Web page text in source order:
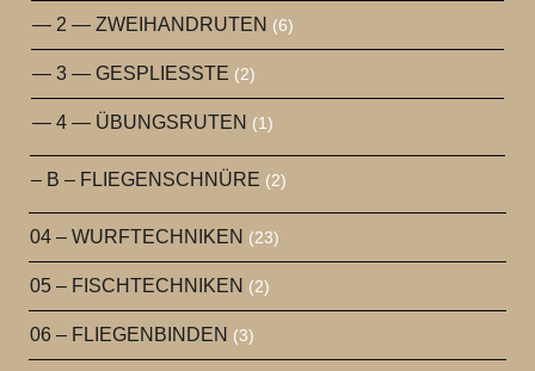
— 2 — ZWEIHANDRUTEN (6)
— 3 — GESPLIESSTE (2)
— 4 — ÜBUNGSRUTEN (1)
– B – FLIEGENSCHNÜRE (2)
04 – WURFTECHNIKEN (23)
05 – FISCHTECHNIKEN (2)
06 – FLIEGENBINDEN (3)